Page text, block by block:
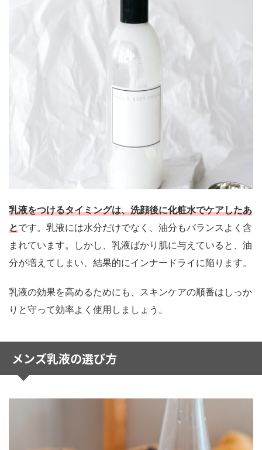
乳液をつけるタイミングは、洗顔後に化粧水でケアしたあ
とです。乳液には水分だけでなく、油分もバランスよく含
まれています。しかし、乳液ばかり肌に与えていると、油
分が増えてしまい、結果的にインナードライに陥ります。
乳液の効果を高めるためにも、スキンケアの順番はしっか
りと守って効率よく使用しましょう。
メンズ乳液の選び方